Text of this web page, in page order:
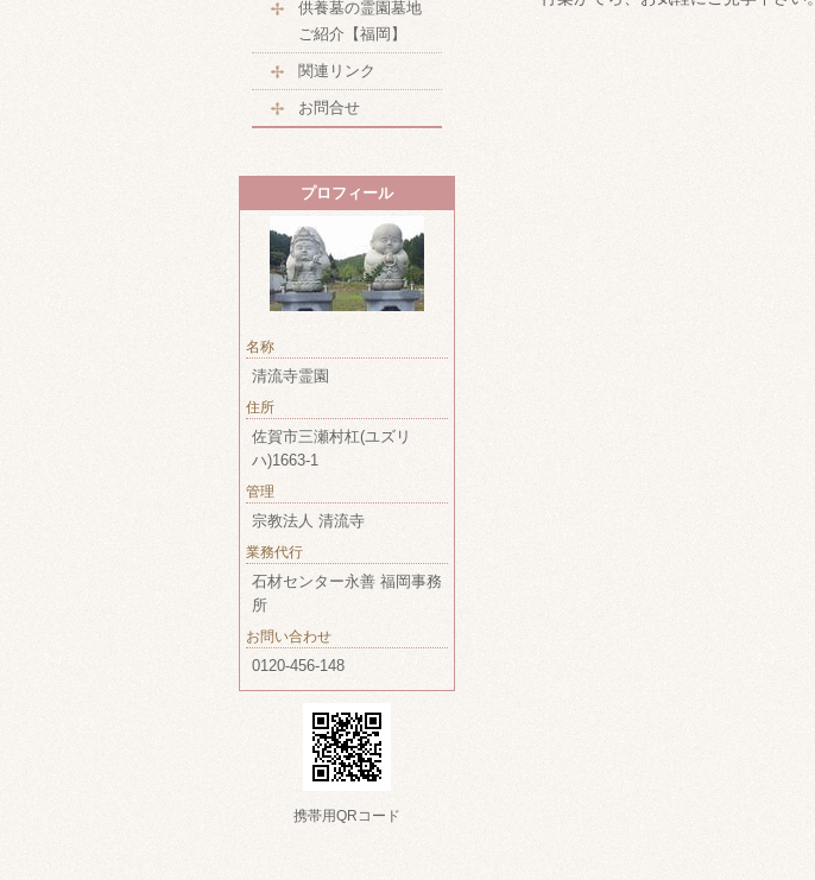
供養墓の霊園墓地
ご紹介【福岡】
関連リンク
お問合せ
プロフィール
名称
清流寺霊園
住所
佐賀市三瀬村杠(ユズリ
ハ)1663-1
管理
宗教法人 清流寺
業務代行
石材センター永善 福岡事務
所
お問い合わせ
0120-456-148
携帯用QRコード